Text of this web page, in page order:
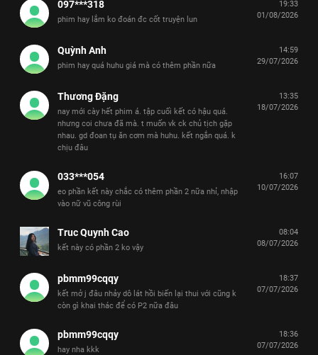
097***318
phim hay lắm ko đoán đc cốt truyện lun
19:33
01/08/2026
Quỳnh Anh
phim hay quá huhu giá mà có thêm phần nữa
14:59
29/07/2026
Thương Đặng
nay mới cày hết phim á. tập cuối kết có hậu quá.
nhưng coi chưa đã mà. t muốn vk ck chủ tịch gặp
nhau. gd đoan tụ ăn cơm mà huhu. kết ngắn quá. k
chịu đâu
13:35
18/07/2026
033***054
eo phần kết này chắc có thêm phần 2 nữa nhỉ, nhập
vào nữ vũ công rùi
16:07
10/07/2026
Truc Quynh Cao
kết này có phần 2 ko vậy
08:04
08/07/2026
pbmm99cqqy
kết mở j đâu nhảy dô lát hồi biến lại thui với cũng k
còn gì khai thác để có P2 nữa đâu
18:37
07/07/2026
pbmm99cqqy
hay nha kkk
18:36
07/07/2026